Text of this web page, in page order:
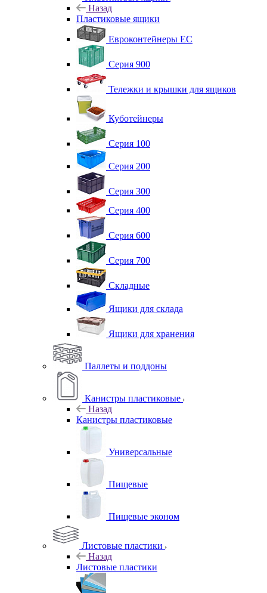
Назад
Пластиковые ящики
Евроконтейнеры ЕС
Серия 900
Тележки и крышки для ящиков
Куботейнеры
Серия 100
Серия 200
Серия 300
Серия 400
Серия 600
Серия 700
Складные
Ящики для склада
Ящики для хранения
Паллеты и поддоны
Канистры пластиковые
Назад
Канистры пластиковые
Универсальные
Пищевые
Пищевые эконом
Листовые пластики
Назад
Листовые пластики